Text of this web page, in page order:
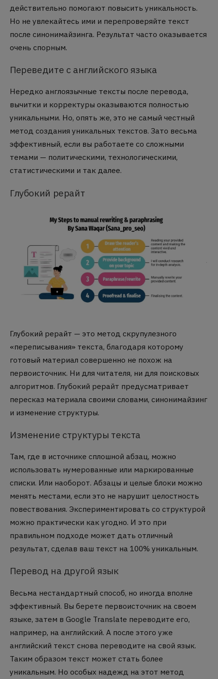
действительно помогают повысить уникальность.
Но не увлекайтесь ими и перепроверяйте текст
после синонимайзинга. Результат часто оказывается
очень спорным.
Переведите с английского языка
Нередко англоязычные тексты после перевода,
вычитки и корректуры оказываются полностью
уникальными. Но, опять же, это не самый честный
метод создания уникальных текстов. Зато весьма
эффективный, если вы работаете со сложными
темами — политическими, технологическими,
статистическими и так далее.
Глубокий рерайт
Глубокий рерайт — это метод скрупулезного
«переписывания» текста, благодаря которому
готовый материал совершенно не похож на
первоисточник. Ни для читателя, ни для поисковых
алгоритмов. Глубокий рерайт предусматривает
пересказ материала своими словами, синонимайзинг
и изменение структуры.
Изменение структуры текста
Там, где в источнике сплошной абзац, можно
использовать нумерованные или маркированные
списки. Или наоборот. Абзацы и целые блоки можно
менять местами, если это не нарушит целостность
повествования. Экспериментировать со структурой
можно практически как угодно. И это при
правильном подходе может дать отличный
результат, сделав ваш текст на 100% уникальным.
Перевод на другой язык
Весьма нестандартный способ, но иногда вполне
эффективный. Вы берете первоисточник на своем
языке, затем в Google Translate переводите его,
например, на английский. А после этого уже
английский текст снова переводите на свой язык.
Таким образом текст может стать более
уникальным. Но особых надежд на этот метод